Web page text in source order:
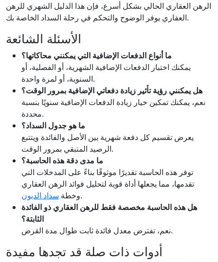
الرهن العقاري الحالي بشكل أسرع، فإن هذا الدليل الشهري للرهن
العقاري يوفر الوضوح والتحكم في رحلة السداد الخاصة بك.
الأسئلة الشائعة
ما أنواع الدفعات الإضافية التي يمكنني محاكاتها؟
يمكنك اختبار الدفعات الإضافية الشهرية، أو الفصلية، أو
السنوية، أو لمرة واحدة.
هل يمكنني رؤية تأثير زيادة دفعاتي الإضافية بمرور الوقت؟
نعم، يمكنك تمكين خيار زيادة الدفعات الإضافية سنويًا بنسبة
محددة.
ما هو جدول السداد؟
يعرض تقسيم كل دفعة شهرية بين الأصل والفائدة ويتتبع
الرصيد المتبقي بمرور الوقت.
ما مدى دقة هذه الحاسبة؟
توفر هذه الحاسبة تقديرًا موثوقًا بناءً على المدخلات التي
تقدمها، مما يجعلها أداة قوية لتحليل فوائد الرهن العقاري
وخطة سداد الديون
.
هل هذه الحاسبة مخصصة فقط للرهن العقاري ذو الفائدة
الثابتة؟
نعم، تفترض معدل فائدة ثابت طوال مدة القرض.
أدوات ذات صلة قد تجدها مفيدة